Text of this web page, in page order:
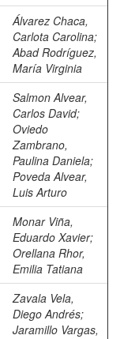
Álvarez Chaca,
Carlota Carolina;
Abad Rodríguez,
María Virginia
Salmon Alvear,
Carlos David;
Oviedo
Zambrano,
Paulina Daniela;
Poveda Alvear,
Luis Arturo
Monar Viña,
Eduardo Xavier;
Orellana Rhor,
Emilia Tatiana
Zavala Vela,
Diego Andrés;
Jaramillo Vargas,